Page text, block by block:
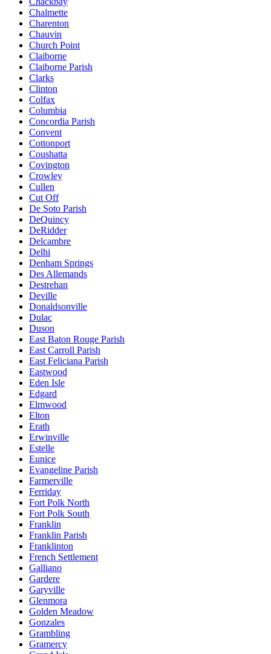
Chalmette
Charenton
Chauvin
Church Point
Claiborne
Claiborne Parish
Clarks
Clinton
Colfax
Columbia
Concordia Parish
Convent
Cottonport
Coushatta
Covington
Crowley
Cullen
Cut Off
De Soto Parish
DeQuincy
DeRidder
Delcambre
Delhi
Denham Springs
Des Allemands
Destrehan
Deville
Donaldsonville
Dulac
Duson
East Baton Rouge Parish
East Carroll Parish
East Feliciana Parish
Eastwood
Eden Isle
Edgard
Elmwood
Elton
Erath
Erwinville
Estelle
Eunice
Evangeline Parish
Farmerville
Ferriday
Fort Polk North
Fort Polk South
Franklin
Franklin Parish
Franklinton
French Settlement
Galliano
Gardere
Garyville
Glenmora
Golden Meadow
Gonzales
Grambling
Gramercy